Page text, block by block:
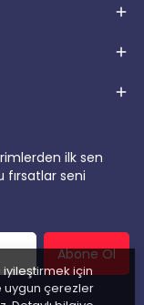
iyileştirmek için
çerezler
ilk sen
fırsatlar seni
Abone Ol